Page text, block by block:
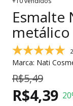
Esmalte
Marca: Nati
R$5,49
R$4,39 20